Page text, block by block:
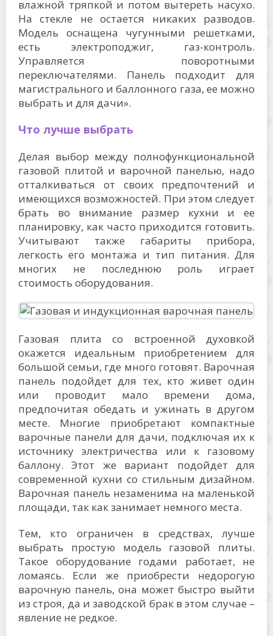
влажной тряпкой и потом вытереть насухо.
На стекле не остается никаких разводов.
Модель оснащена чугунными решетками,
есть электроподжиг, газ-контроль.
Управляется поворотными
переключателями. Панель подходит для
магистрального и баллонного газа, ее можно
выбрать и для дачи».
Что лучше выбрать
Делая выбор между полнофункциональной
газовой плитой и варочной панелью, надо
отталкиваться от своих предпочтений и
имеющихся возможностей. При этом следует
брать во внимание размер кухни и ее
планировку, как часто приходится готовить.
Учитывают также габариты прибора,
легкость его монтажа и тип питания. Для
многих не последнюю роль играет
стоимость оборудования.
Газовая плита со встроенной духовкой
окажется идеальным приобретением для
большой семьи, где много готовят. Варочная
панель подойдет для тех, кто живет один
или проводит мало времени дома,
предпочитая обедать и ужинать в другом
месте. Многие приобретают компактные
варочные панели для дачи, подключая их к
источнику электричества или к газовому
баллону. Этот же вариант подойдет для
современной кухни со стильным дизайном.
Варочная панель незаменима на маленькой
площади, так как занимает немного места.
Тем, кто ограничен в средствах, лучше
выбрать простую модель газовой плиты.
Такое оборудование годами работает, не
ломаясь. Если же приобрести недорогую
варочную панель, она может быстро выйти
из строя, да и заводской брак в этом случае –
явление не редкое.